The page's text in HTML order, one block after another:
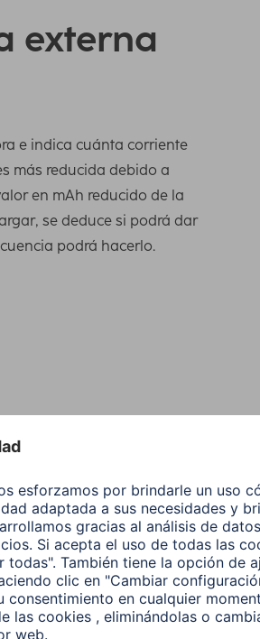
externa
e indica cuánta corriente
más reducida debido a
en mAh reducido de la
se deduce si podrá dar
podrá hacerlo.
a mano para una emergencia.
a su smartphone entre 2
volver a cargar la batería
esta capacidad llega para una
su dispositivo. Las baterías
para que pueda, p. ej., cargar